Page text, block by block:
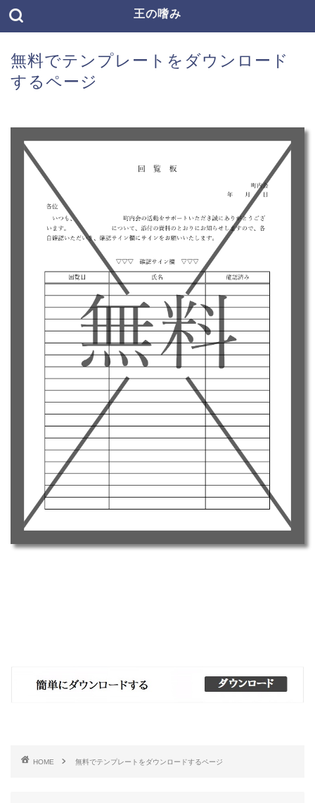
王の嗜み
無料でテンプレートをダウンロード
するページ
HOME 無料でテンプレートをダウンロードするページ